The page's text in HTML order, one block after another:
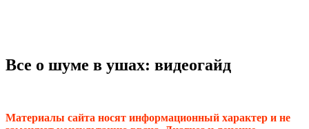
Все о шуме в ушах: видеогайд
Материалы сайта носят информационный характер и не